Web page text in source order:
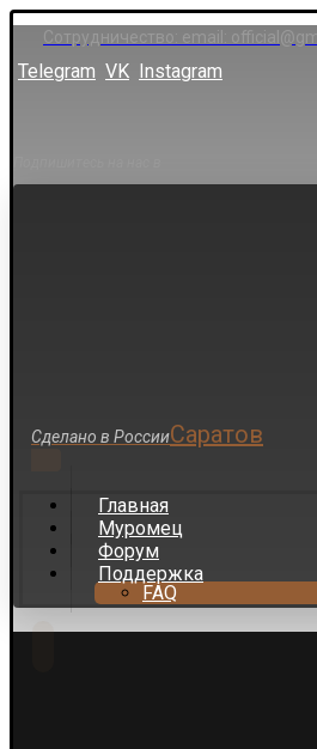
Сотрудничество: email:
Telegram VK Instagram
Сделано в РоссииСаратов
Главная
Муромец
Форум
Поддержка
FAQ